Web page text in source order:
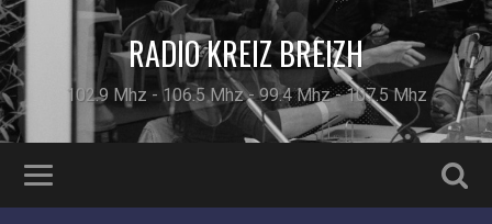
RADIO KREIZ BREIZH
102.9 Mhz - 106.5 Mhz - 99.4 Mhz - 107.5 Mhz